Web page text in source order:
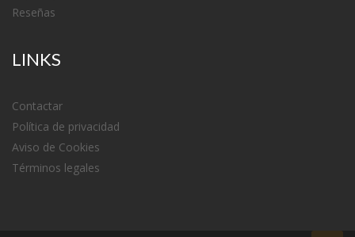
Reseñas
LINKS
Contactar
Política de privacidad
Aviso de Cookies
Términos legales